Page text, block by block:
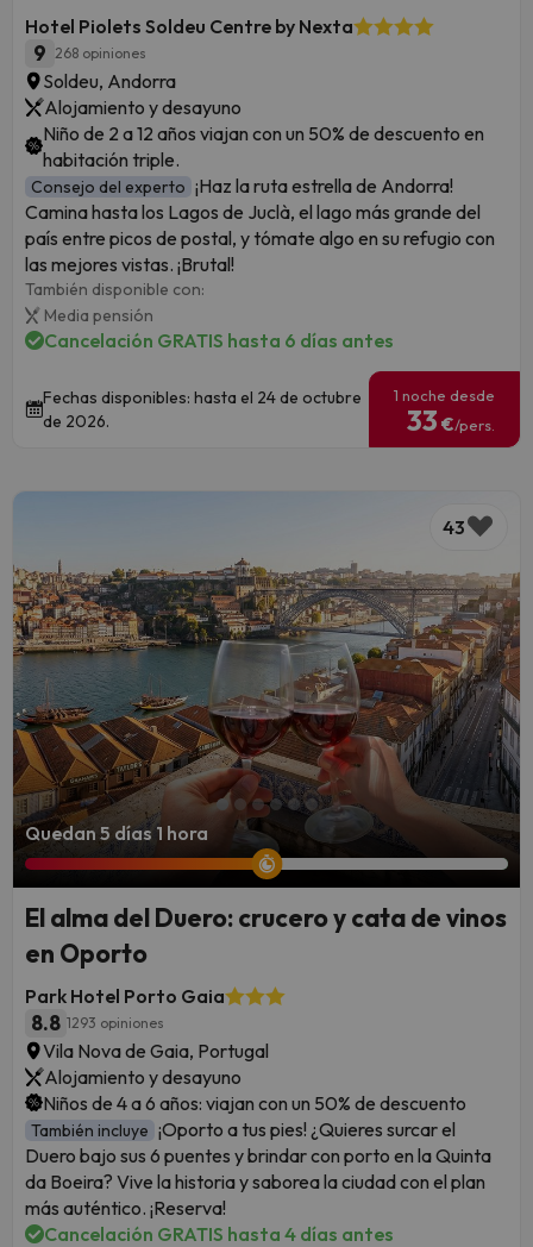
Hotel Piolets Soldeu Centre by Nexta
9 268 opiniones
Soldeu, Andorra
Alojamiento y desayuno
Niño de 2 a 12 años viajan con un 50% de descuento en
habitación triple.
Consejo del experto ¡Haz la ruta estrella de Andorra!
Camina hasta los Lagos de Juclà, el lago más grande del
país entre picos de postal, y tómate algo en su refugio con
las mejores vistas. ¡Brutal!
También disponible con:
Media pensión
Cancelación GRATIS hasta 6 días antes
Fechas disponibles: hasta el 24 de octubre
de 2026.
1 noche desde
33 €/pers.
43
Quedan 5 días 1 hora
El alma del Duero: crucero y cata de vinos
en Oporto
Park Hotel Porto Gaia
8.8 1293 opiniones
Vila Nova de Gaia, Portugal
Alojamiento y desayuno
Niños de 4 a 6 años: viajan con un 50% de descuento
También incluye ¡Oporto a tus pies! ¿Quieres surcar el
Duero bajo sus 6 puentes y brindar con porto en la Quinta
da Boeira? Vive la historia y saborea la ciudad con el plan
más auténtico. ¡Reserva!
Cancelación GRATIS hasta 4 días antes